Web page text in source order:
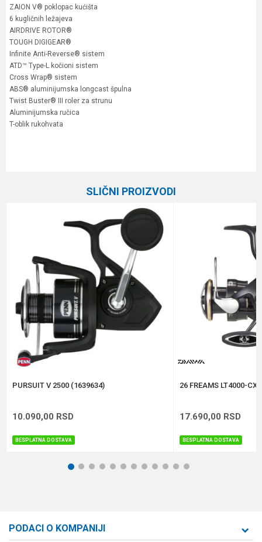
ZAION V® poklopac kućišta
6 kugličnih ležajeva
AIRDRIVE ROTOR®
TOUGH DIGIGEAR®
Infinite Anti-Reverse® sistem
ATD™ Type-L kočioni sistem
Cross Wrap® sistem
ABS® aluminijumska longcast špulna
Twist Buster® III roler za strunu
Aluminijumska ručica
T-oblik rukohvata
2000
6+1
Brend Daiwa
Kapacitet 0.23/150 m
Težina 185 g
Anti-spam zaštita - izračunajte koliko je 6 - 1 :
SLIČNI PROIZVODI
PURSUIT V 2500 (1639634)
10.090,00 RSD
BESPLATNA DOSTAVA
26 FREAMS LT4000-
17.690,00 RSD
BESPLATNA DOSTAVA
1 2 3 4 5 6 7 8 9 101112
PODACI O KOMPANIJI